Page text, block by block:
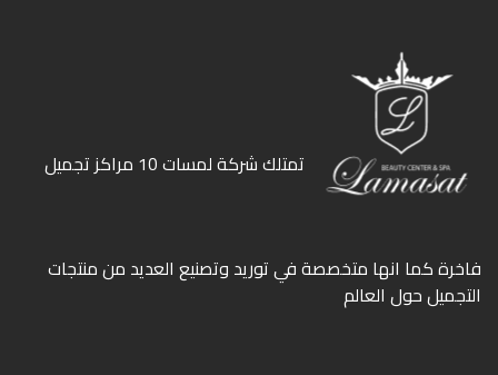
ﺗﻤﺘﻠﻚ ﺷﺮﻛﺔ ﻟﻤﺴﺎت 10 ﻣﺮاﻛﺰ ﺗﺠﻤﻴﻞ
ﻓﺎﺧﺮة كما انها ﻣﺘﺨﺼﺼﺔ ﻓﻲ ﺗﻮرﻳﺪ وﺗﺼﻨﻴﻊ اﻟﻌﺪﻳﺪ ﻣﻦ ﻣﻨﺘﺠﺎت
اﻟﺘﺠﻤﻴﻞ ﺣﻮل اﻟﻌﺎﻟﻢ